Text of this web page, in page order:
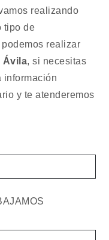
realizando
tipo de
realizar
Ávila, si necesitas
información
y te atenderemos